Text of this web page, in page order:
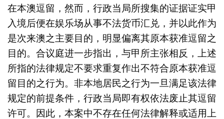
在本澳逗留，然而，行政当局所搜集的证据证实甲
入境后便在娱乐场从事不法货币汇兑，并以此作为
是次来澳之主要目的，明显偏离其原本获准逗留之
目的。合议庭进一步指出，与甲所主张相反，上述
所指的法律规定不要求重复作出不符合原本获准逗
留目的之行为。非本地居民之行为一旦满足该法律
规定的前提条件，行政当局即有权依法废止其逗留
许可。因此，本案中不存在任何法律解释或适用上